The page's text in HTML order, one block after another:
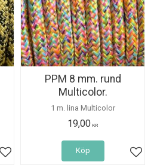
Lägg till i favoriter
PPM 8 mm. rund
Multicolor.
1 m. lina Multicolor
19,00 KR
Köp